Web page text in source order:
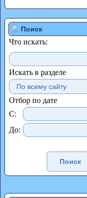
Поиск
Что искать:
Искать в разделе
Отбор по дате
С:
До: